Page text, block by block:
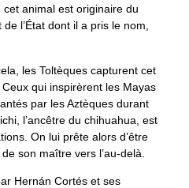
animal est originaire du
l’État dont il a pris le nom,
les Toltèques capturent cet
qui inspirèrent les Mayas
par les Aztèques durant
l’ancêtre du chihuahua, est
On lui prête alors d’être
son maître vers l’au-delà.
Hernán Cortés et ses